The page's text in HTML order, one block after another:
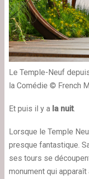
Le Temple-Neuf
la Comédie © French
Et puis il y a la nuit.
Lorsque le Temple
presque fantastique.
ses tours se
monument qui